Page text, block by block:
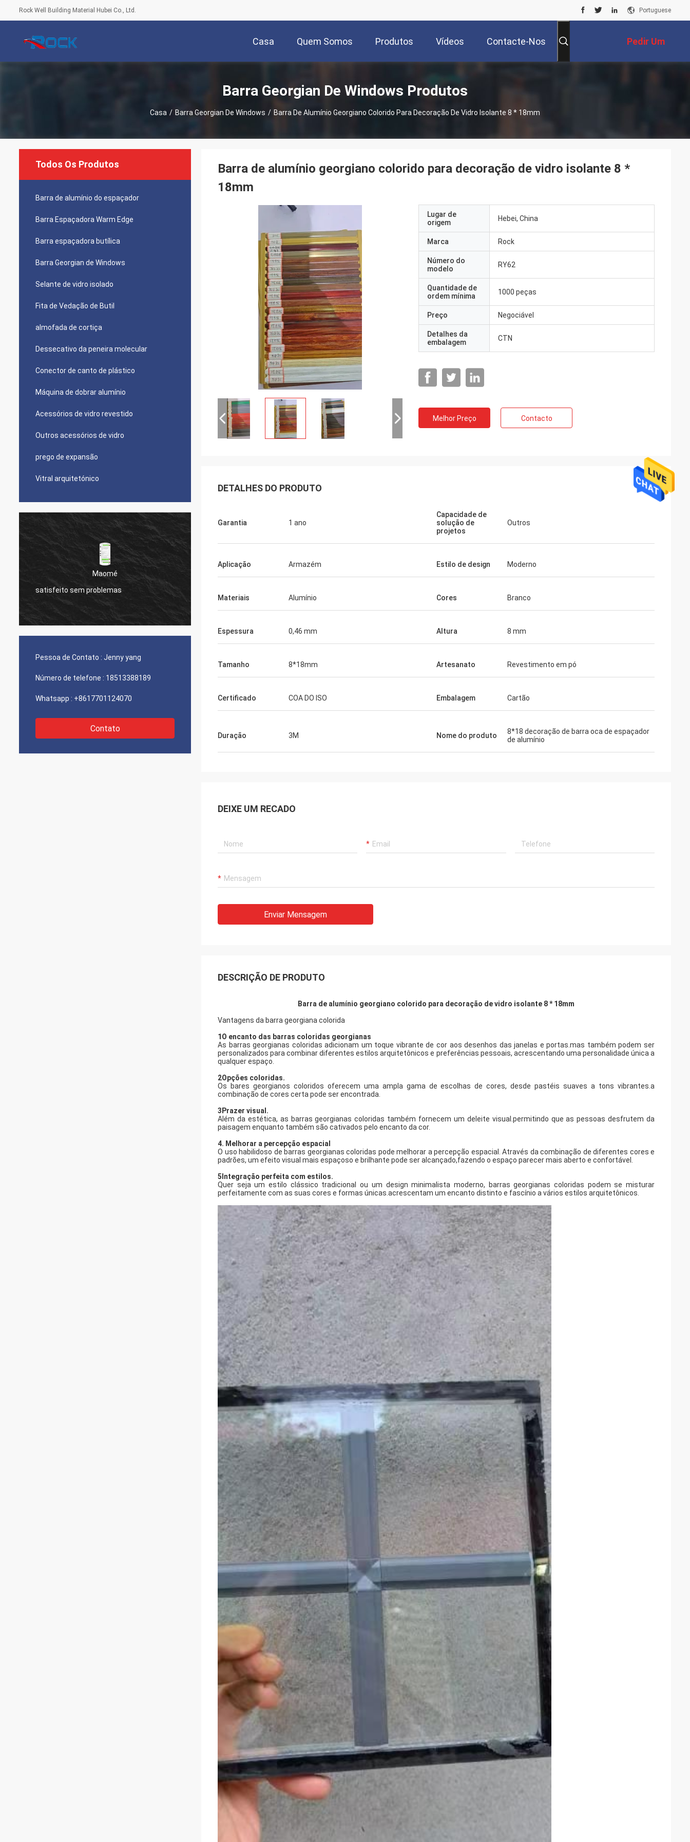
Rock Well Building Material Hubei Co., Ltd. Portuguese
Casa Quem Somos Produtos Vídeos Contacte-Nos Pedir Um
Orçamento
Barra Georgian De Windows Produtos
Casa / Barra Georgian De Windows / Barra De Alumínio Georgiano Colorido Para Decoração De Vidro Isolante 8 * 18mm
Todos Os Produtos
Barra de alumínio do espaçador
Barra Espaçadora Warm Edge
Barra espaçadora butílica
Barra Georgian de Windows
Selante de vidro isolado
Fita de Vedação de Butil
almofada de cortiça
Dessecativo da peneira molecular
Conector de canto de plástico
Máquina de dobrar alumínio
Acessórios de vidro revestido
Outros acessórios de vidro
prego de expansão
Vitral arquitetónico
Eric
seu produto é perfeito
muito útil.
Pessoa de Contato : Jenny yang
Número de telefone : 18513388189
Whatsapp : +8617701124070
Contato
Barra de alumínio georgiano colorido para decoração de vidro isolante 8 *
18mm
Lugar de
origem
Hebei, China
Marca Rock
Número do
modelo
RY62
Quantidade de
ordem mínima
1000 peças
Preço Negociável
Detalhes da
embalagem
CTN
Melhor Preço Contacto
DETALHES DO PRODUTO
Garantia 1 ano
Capacidade de
solução de
projetos
Outros
Aplicação Armazém Estilo de design Moderno
Materiais Alumínio Cores Branco
Espessura 0,46 mm Altura 8 mm
Tamanho 8*18mm Artesanato Revestimento em pó
Certificado COA DO ISO Embalagem Cartão
Duração 3M Nome do produto
8*18 decoração de barra oca de espaçador
de alumínio
DEIXE UM RECADO
Enviar Mensagem
DESCRIÇÃO DE PRODUTO
Barra de alumínio georgiano colorido para decoração de vidro isolante 8 * 18mm
Vantagens da barra georgiana colorida
1O encanto das barras coloridas georgianas
As barras georgianas coloridas adicionam um toque vibrante de cor aos desenhos das janelas e portas.mas também podem ser
personalizados para combinar diferentes estilos arquitetônicos e preferências pessoais, acrescentando uma personalidade única a
qualquer espaço.
2Opções coloridas.
Os bares georgianos coloridos oferecem uma ampla gama de escolhas de cores, desde pastéis suaves a tons vibrantes.a
combinação de cores certa pode ser encontrada.
3Prazer visual.
Além da estética, as barras georgianas coloridas também fornecem um deleite visual.permitindo que as pessoas desfrutem da
paisagem enquanto também são cativados pelo encanto da cor.
4. Melhorar a percepção espacial
O uso habilidoso de barras georgianas coloridas pode melhorar a percepção espacial. Através da combinação de diferentes cores e
padrões, um efeito visual mais espaçoso e brilhante pode ser alcançado,fazendo o espaço parecer mais aberto e confortável.
5Integração perfeita com estilos.
Quer seja um estilo clássico tradicional ou um design minimalista moderno, barras georgianas coloridas podem se misturar
perfeitamente com as suas cores e formas únicas.acrescentam um encanto distinto e fascínio a vários estilos arquitetônicos.